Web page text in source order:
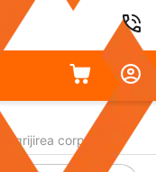
Îngrijirea corpului